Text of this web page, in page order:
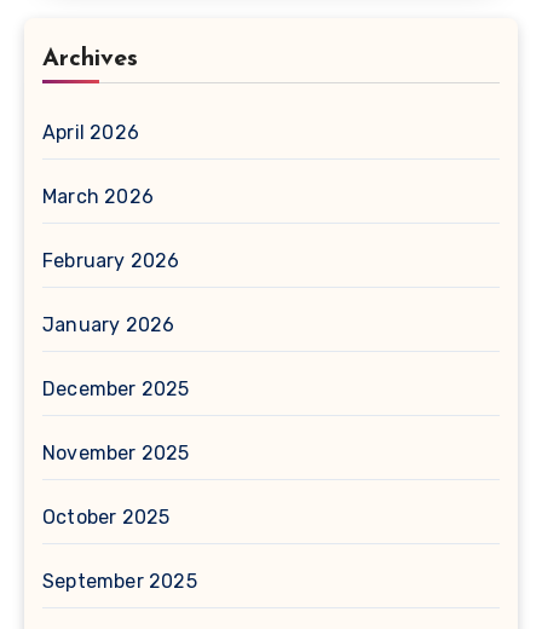
Archives
April 2026
March 2026
February 2026
January 2026
December 2025
November 2025
October 2025
September 2025